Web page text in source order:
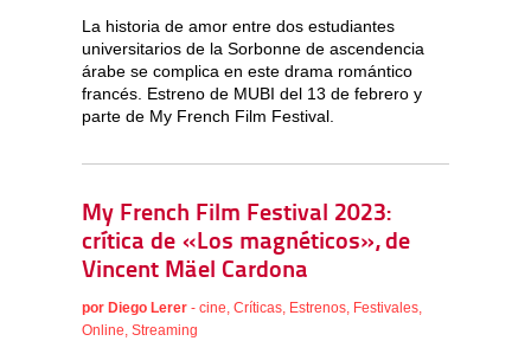
La historia de amor entre dos estudiantes
universitarios de la Sorbonne de ascendencia
árabe se complica en este drama romántico
francés. Estreno de MUBI del 13 de febrero y
parte de My French Film Festival.
My French Film Festival 2023:
crítica de «Los magnéticos», de
Vincent Mäel Cardona
por Diego Lerer - cine, Críticas, Estrenos, Festivales,
Online, Streaming